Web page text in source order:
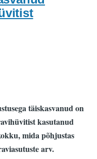
täiskasvanud on
kasutanud
mida põhjustas
arv.